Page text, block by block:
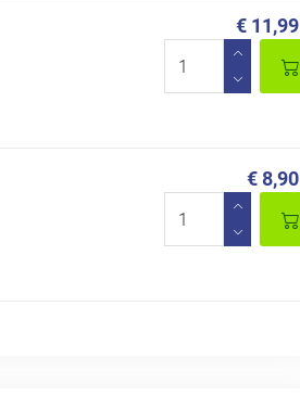
€ 11,99
€ 8,90